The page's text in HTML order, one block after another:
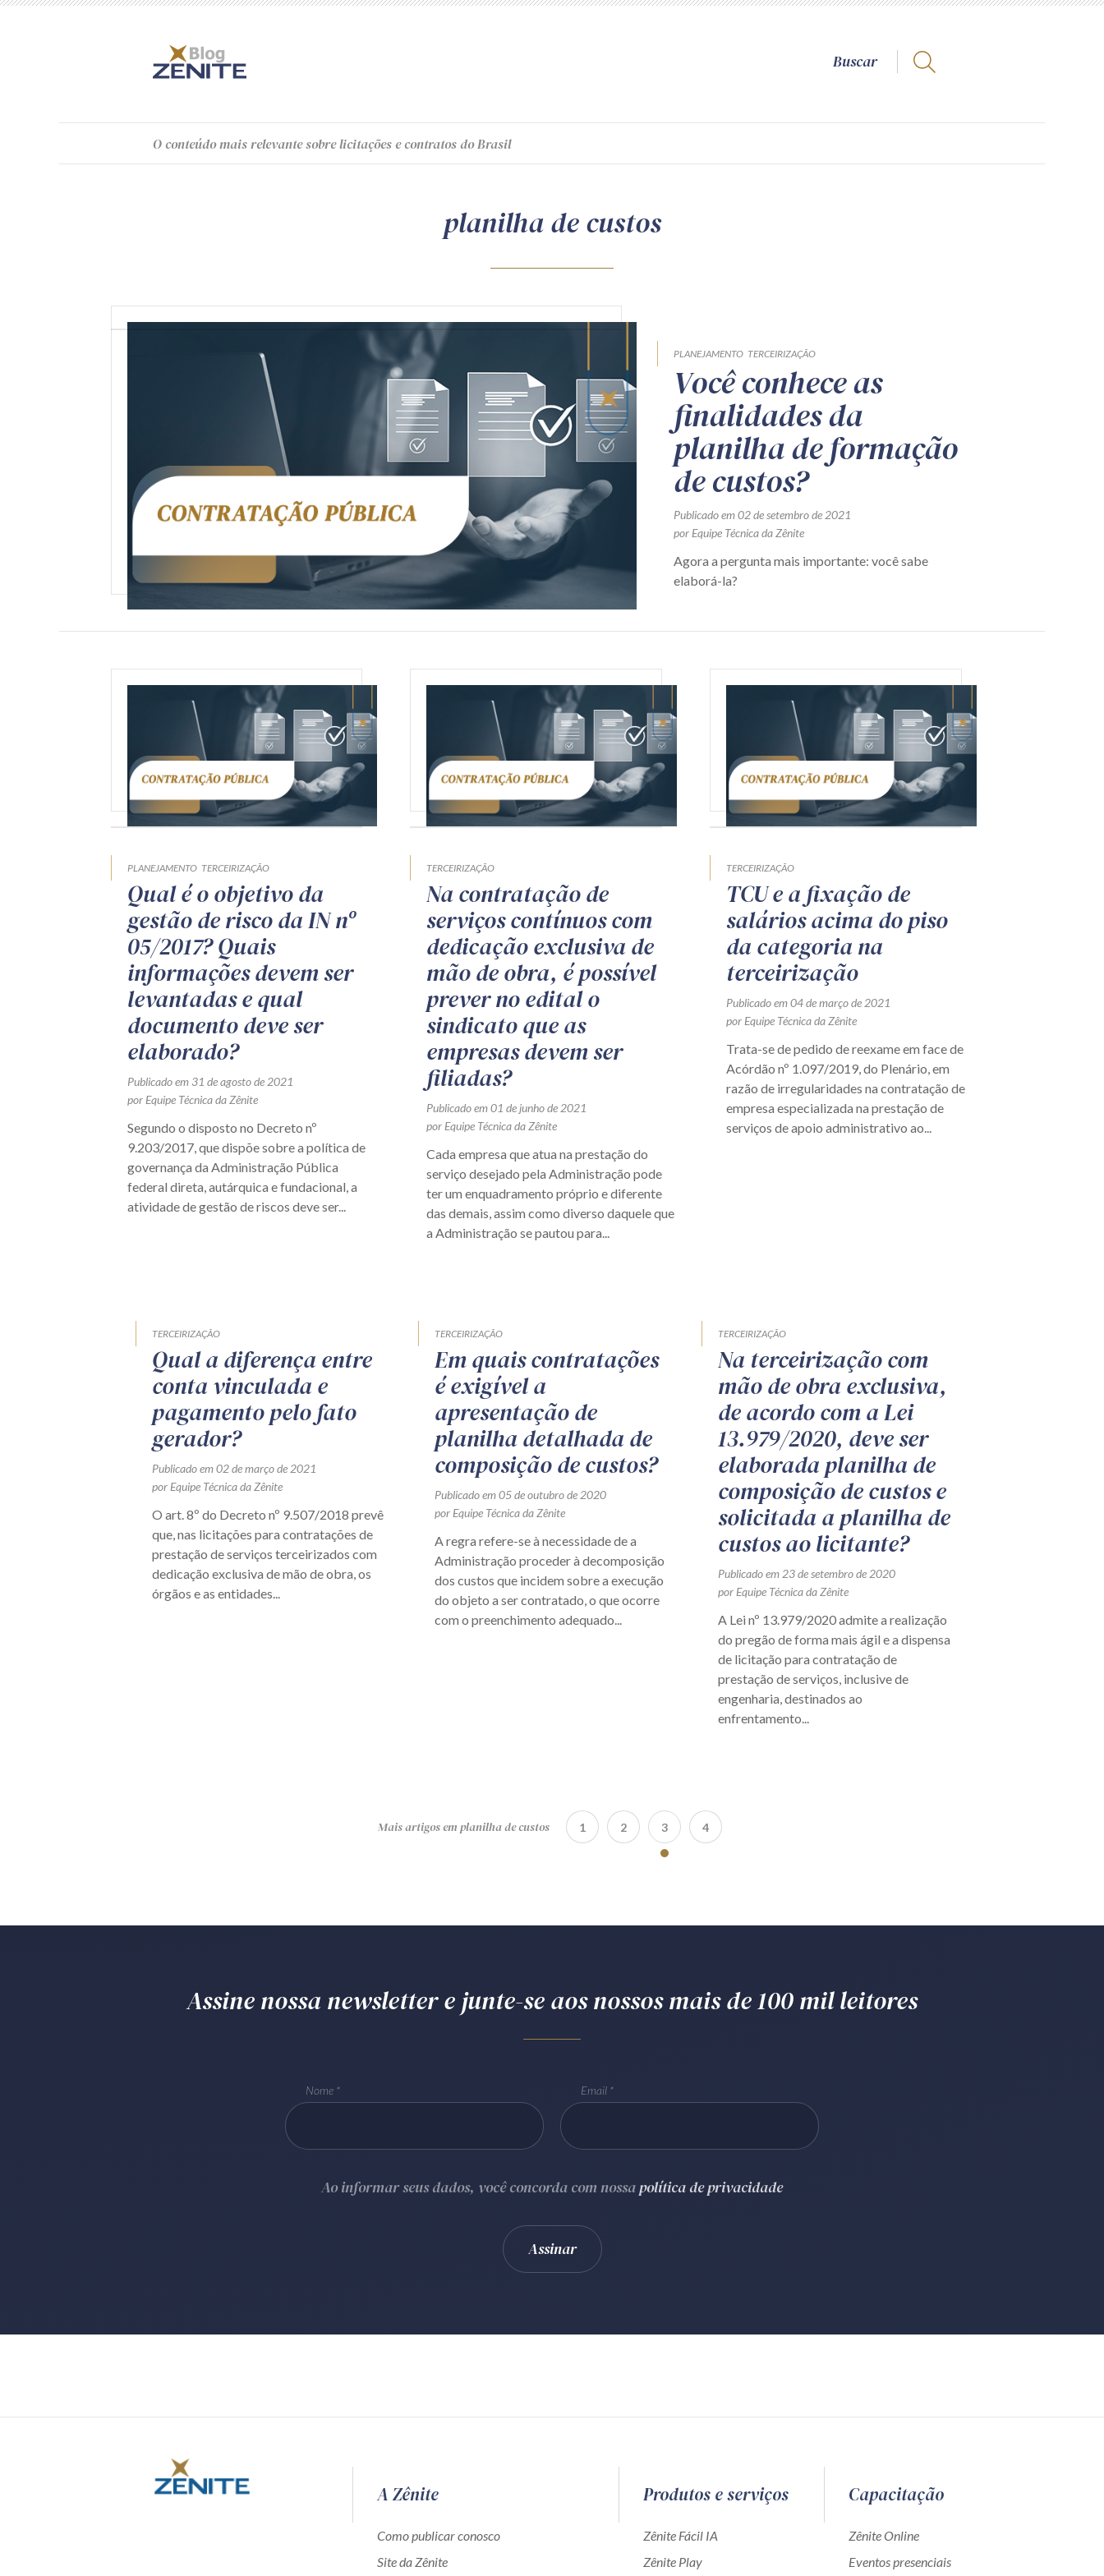
O conteúdomais relevante sobre licitações e contratos do Brasil
planilha de custos
PLANEJAMENTO TERCEIRIZAÇÃO
Você conhece as
finalidades da
planilha de formação
de custos?
Publicado em 02 de setembro de 2021
por Equipe Técnica da Zênite
Agora a pergunta mais importante: você sabe
elaborá-la?
PLANEJAMENTO TERCEIRIZAÇÃO
Qual é o objetivo da
gestão de risco da IN nº
05/2017? Quais
informações devem ser
levantadas e qual
documento deve ser
elaborado?
Publicado em 31 de agosto de 2021
por Equipe Técnica da Zênite
Segundo o disposto no Decreto nº
9.203/2017, que dispõe sobre a política de
governança da Administração Pública
federal direta, autárquica e fundacional, a
atividade de gestão de riscos deve ser...
TERCEIRIZAÇÃO
Na contratação de
serviços contínuos com
dedicação exclusiva de
mão de obra, é possível
prever no edital o
sindicato que as
empresas devem ser
filiadas?
Publicado em 01 de junho de 2021
por Equipe Técnica da Zênite
Cada empresa que atua na prestação do
serviço desejado pela Administração pode
ter um enquadramento próprio e diferente
das demais, assim como diverso daquele que
a Administração se pautou para...
TERCEIRIZAÇÃO
TCU e a fixação de
salários acima do piso
da categoria na
terceirização
Publicado em 04 de março de 2021
por Equipe Técnica da Zênite
Trata-se de pedido de reexame em face de
Acórdão nº 1.097/2019, do Plenário, em
razão de irregularidades na contratação de
empresa especializada na prestação de
serviços de apoio administrativo ao...
TERCEIRIZAÇÃO
Qual a diferença entre
conta vinculada e
pagamento pelo fato
gerador?
Publicado em 02 de março de 2021
por Equipe Técnica da Zênite
O art. 8º do Decreto nº 9.507/2018 prevê
que, nas licitações para contratações de
prestação de serviços terceirizados com
dedicação exclusiva de mão de obra, os
órgãos e as entidades...
TERCEIRIZAÇÃO
Em quais contratações
é exigível a
apresentação de
planilha detalhada de
composição de custos?
Publicado em 05 de outubro de 2020
por Equipe Técnica da Zênite
A regra refere-se à necessidade de a
Administração proceder à decomposição
dos custos que incidem sobre a execução
do objeto a ser contratado, o que ocorre
com o preenchimento adequado...
TERCEIRIZAÇÃO
Na terceirização com
mão de obra exclusiva,
de acordo com a Lei
13.979/2020, deve ser
elaborada planilha de
composição de custos e
solicitada a planilha de
custos ao licitante?
Publicado em 23 de setembro de 2020
por Equipe Técnica da Zênite
A Lei nº 13.979/2020 admite a realização
do pregão de forma mais ágil e a dispensa
de licitação para contratação de
prestação de serviços, inclusive de
engenharia, destinados ao
enfrentamento...
Mais artigos em planilha de custos 1 2 3 4
Assine nossa newsletter e junte-se aos nossos mais de 100 mil leitores
Nome Email
Ao informar seus dados, você concorda com nossapolítica de privacidade
A Zênite
Como publicar conosco
Site da Zênite
Produtos e serviços
Zênite Fácil IA
Zênite Play
Capacitação
Zênite Online
Eventos presenciais